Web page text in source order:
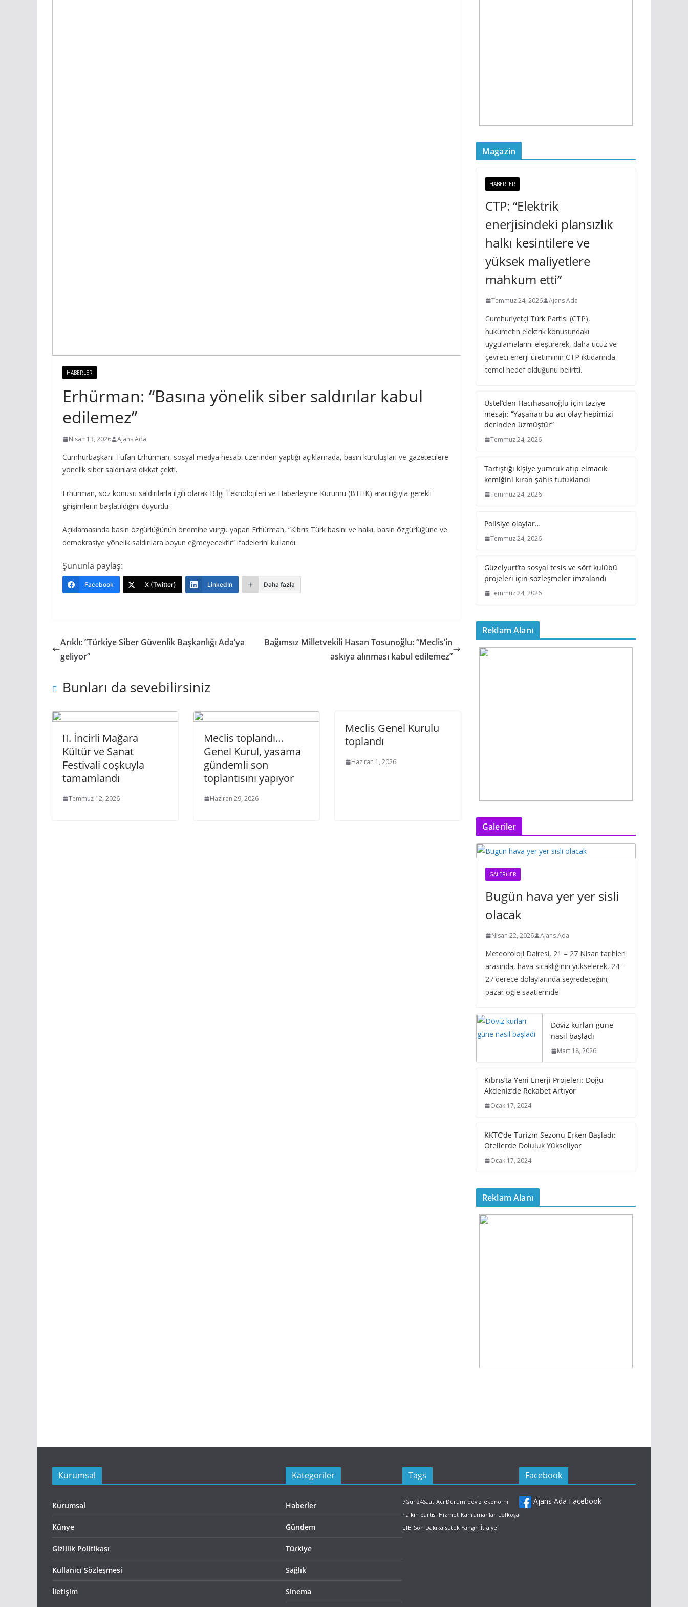
HABERLER
Erhürman: “Basına yönelik siber saldırılar kabul
edilemez”
Nisan 13, 2026 Ajans Ada
Cumhurbaşkanı Tufan Erhürman, sosyal medya hesabı üzerinden yaptığı açıklamada, basın kuruluşları ve gazetecilere
yönelik siber saldırılara dikkat çekti.
Erhürman, söz konusu saldırılarla ilgili olarak Bilgi Teknolojileri ve Haberleşme Kurumu (BTHK) aracılığıyla gerekli
girişimlerin başlatıldığını duyurdu.
Açıklamasında basın özgürlüğünün önemine vurgu yapan Erhürman, “Kıbrıs Türk basını ve halkı, basın özgürlüğüne ve
demokrasiye yönelik saldırılara boyun eğmeyecektir” ifadelerini kullandı.
Şununla paylaş:
Facebook X (Twitter) LinkedIn Daha fazla
Arıklı: ”Türkiye Siber Güvenlik Başkanlığı Ada’ya
geliyor”
Bağımsız Milletvekili Hasan Tosunoğlu: “Meclis’in
askıya alınması kabul edilemez”
Bunları da sevebilirsiniz
II. İncirli Mağara
Kültür ve Sanat
Festivali coşkuyla
tamamlandı
Temmuz 12, 2026
Meclis toplandı…
Genel Kurul, yasama
gündemli son
toplantısını yapıyor
Haziran 29, 2026
Meclis Genel Kurulu
toplandı
Haziran 1, 2026
Magazin
HABERLER
CTP: “Elektrik
enerjisindeki plansızlık
halkı kesintilere ve
yüksek maliyetlere
mahkum etti”
Temmuz 24, 2026 Ajans Ada
Cumhuriyetçi Türk Partisi (CTP),
hükümetin elektrik konusundaki
uygulamalarını eleştirerek, daha ucuz ve
çevreci enerji üretiminin CTP iktidarında
temel hedef olduğunu belirtti.
Üstel’den Hacıhasanoğlu için taziye
mesajı: “Yaşanan bu acı olay hepimizi
derinden üzmüştür”
Temmuz 24, 2026
Tartıştığı kişiye yumruk atıp elmacık
kemiğini kıran şahıs tutuklandı
Temmuz 24, 2026
Polisiye olaylar…
Temmuz 24, 2026
Güzelyurt’ta sosyal tesis ve sörf kulübü
projeleri için sözleşmeler imzalandı
Temmuz 24, 2026
Reklam Alanı
Galeriler
GALERILER
Bugün hava yer yer sisli
olacak
Nisan 22, 2026 Ajans Ada
Meteoroloji Dairesi, 21 – 27 Nisan tarihleri
arasında, hava sıcaklığının yükselerek, 24 –
27 derece dolaylarında seyredeceğini;
pazar öğle saatlerinde
Döviz kurları güne
nasıl başladı
Mart 18, 2026
Kıbrıs’ta Yeni Enerji Projeleri: Doğu
Akdeniz’de Rekabet Artıyor
Ocak 17, 2024
KKTC’de Turizm Sezonu Erken Başladı:
Otellerde Doluluk Yükseliyor
Ocak 17, 2024
Reklam Alanı
Kurumsal
Kurumsal
Künye
Gizlilik Politikası
Kullanıcı Sözleşmesi
İletişim
Kategoriler
Haberler
Gündem
Türkiye
Sağlık
Sinema
Tags
7Gün24Saat AcilDurum döviz ekonomi
halkın partisi Hizmet Kahramanlar Lefkoşa
LTB Son Dakika sutek Yangın İtfaiye
Facebook
Ajans Ada Facebook